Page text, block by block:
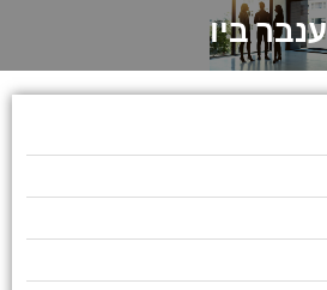
ענבר ביו